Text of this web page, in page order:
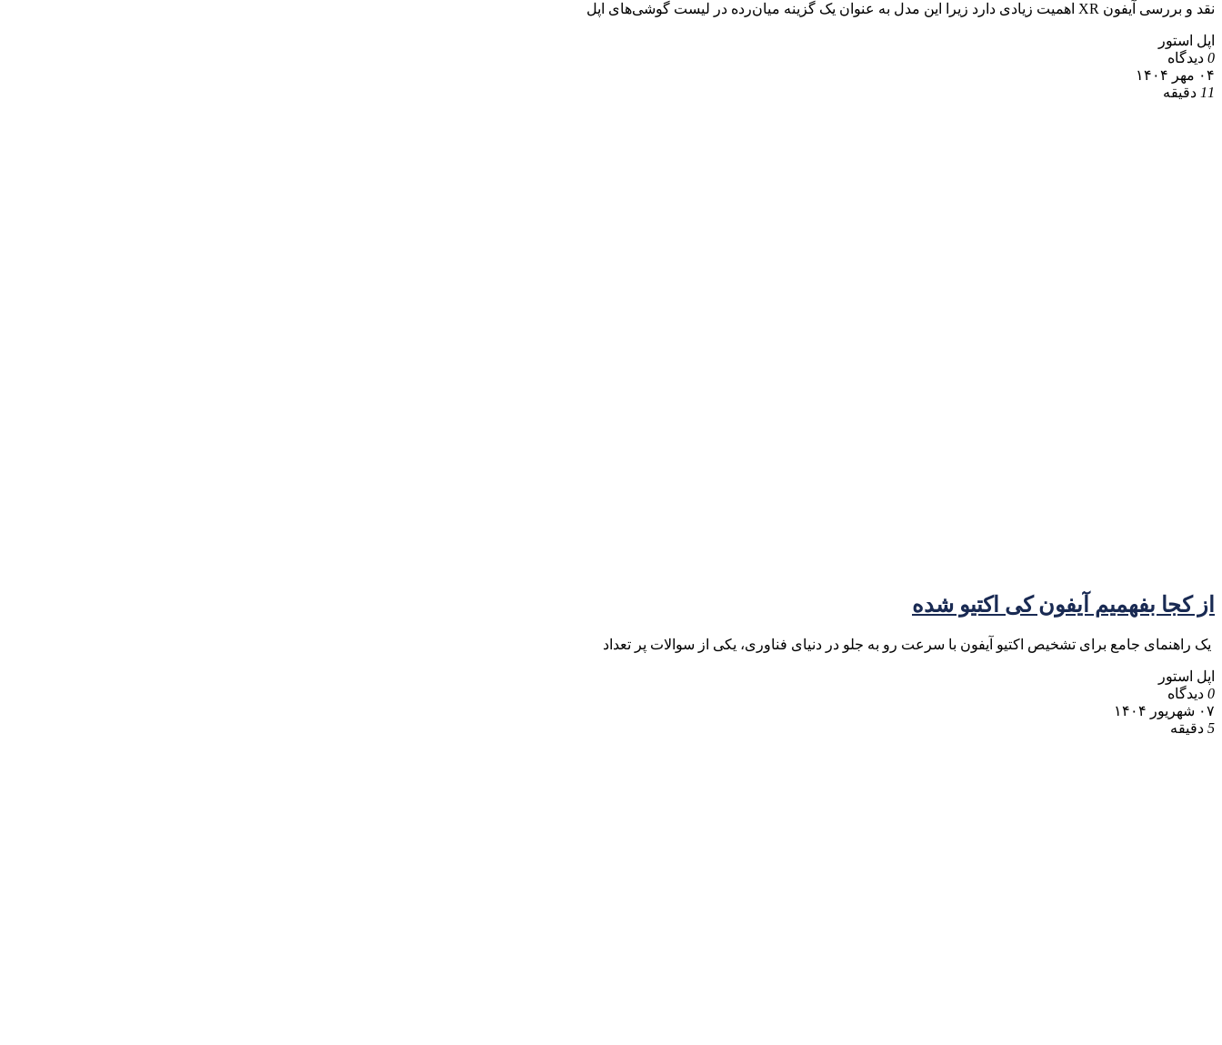
نقد و بررسی آیفون XR اهمیت زیادی دارد زیرا این مدل به عنوان یک گزینه میان‌رده در لیست گوشی‌های اپل
اپل استور
0 دیدگاه
۰۴ مهر ۱۴۰۴
11 دقیقه
از کجا بفهمیم آیفون کی اکتیو شده
یک راهنمای جامع برای تشخیص اکتیو آیفون با سرعت رو به جلو در دنیای فناوری، یکی از سوالات پر تعداد
اپل استور
0 دیدگاه
۰۷ شهریور ۱۴۰۴
5 دقیقه